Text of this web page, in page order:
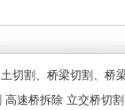
切割、桥梁切割、桥
速桥拆除 立交桥切